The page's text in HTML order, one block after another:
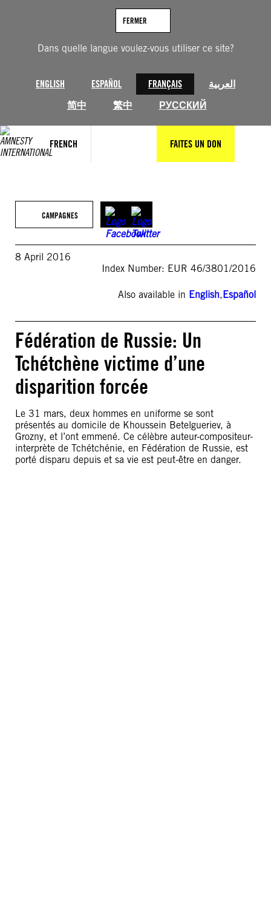
Dans quelle langue voulez-vous utiliser ce site?
ENGLISH ESPAÑOL FRANÇAIS
العربية
简中
繁中 РУССКИЙ
FERMER
FRENCH FAITES UN DON
CAMPAGNES
8 April 2016
Index Number: EUR 46/3801/2016
Also available in English,Español
Fédération de Russie: Un
Tchétchène victime d’une
disparition forcée
Le 31 mars, deux hommes en uniforme se sont
présentés au domicile de Khoussein Betelgueriev, à
Grozny, et l’ont emmené. Ce célèbre auteur-compositeur-
interprète de Tchétchénie, en Fédération de Russie, est
porté disparu depuis et sa vie est peut-être en danger.